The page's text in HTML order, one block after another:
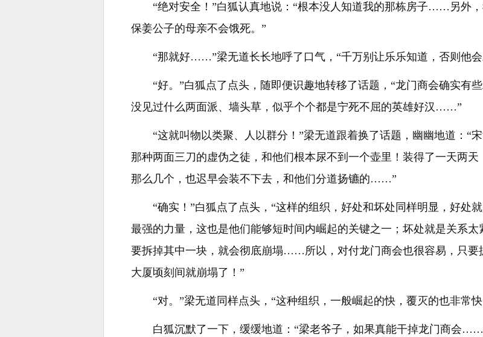
“绝对安全！”白狐认真地说：“根本没人知道我的那栋房子……另外
保姜公子的母亲不会饿死。”
“那就好……”梁无道长长地呼了口气，“千万别让乐乐知道，否则他会
“好。”白狐点了点头，随即便识趣地转移了话题，“龙门商会确实有
没见过什么两面派、墙头草，似乎个个都是宁死不屈的英雄好汉……”
“这就叫物以类聚、人以群分！”梁无道跟着换了话题，幽幽地道：“
那种两面三刀的虚伪之徒，和他们根本尿不到一个壶里！装得了一天两
那么几个，也迟早会装不下去，和他们分道扬镳的……”
“确实！”白狐点了点头，“这样的组织，好处和坏处同样明显，好处
最强的力量，这也是他们能够短时间内崛起的关键之一；坏处就是关系
要拆掉其中一块，就会彻底崩塌……所以，对付龙门商会也很容易，只要
大厦顷刻间就崩塌了！”
“对。”梁无道同样点头，“这种组织，一般崛起的快，覆灭的也非常
白狐沉默了一下，缓缓地道：“梁老爷子，如果真能干掉龙门商会